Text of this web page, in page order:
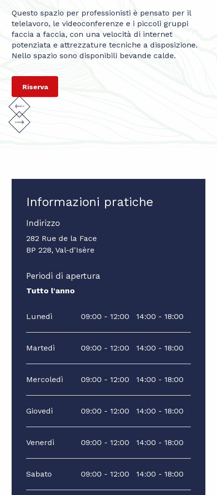
Questo spazio per professionisti è pensato per il
telelavoro, le videoconferenze e i piccoli gruppi
faccia a faccia, con una velocità di internet
potenziata e attrezzature tecniche a disposizione.
Nello spazio sono disponibili bevande calde.
Riserva
Informazioni pratiche
Indirizzo
282 Rue de la Face
BP 228, Val-d'Isère
Periodi di apertura
Tutto l'anno
Tutto l'anno
Lunedì 09:00 - 12:00 14:00 - 18:00
Martedì 09:00 - 12:00 14:00 - 18:00
Mercoledì 09:00 - 12:00 14:00 - 18:00
Giovedì 09:00 - 12:00 14:00 - 18:00
Venerdì 09:00 - 12:00 14:00 - 18:00
Sabato 09:00 - 12:00 14:00 - 18:00